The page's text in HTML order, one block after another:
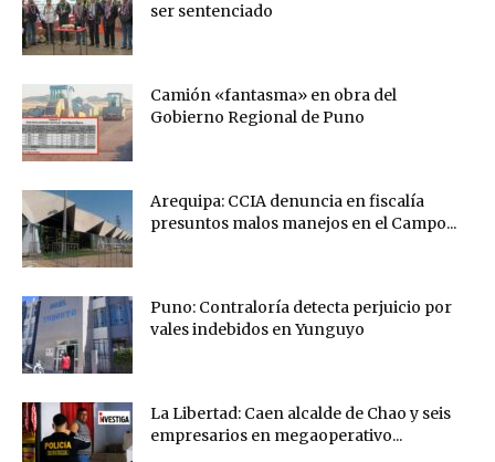
ser sentenciado
Camión «fantasma» en obra del
Gobierno Regional de Puno
Arequipa: CCIA denuncia en fiscalía
presuntos malos manejos en el Campo...
Puno: Contraloría detecta perjuicio por
vales indebidos en Yunguyo
La Libertad: Caen alcalde de Chao y seis
empresarios en megaoperativo...